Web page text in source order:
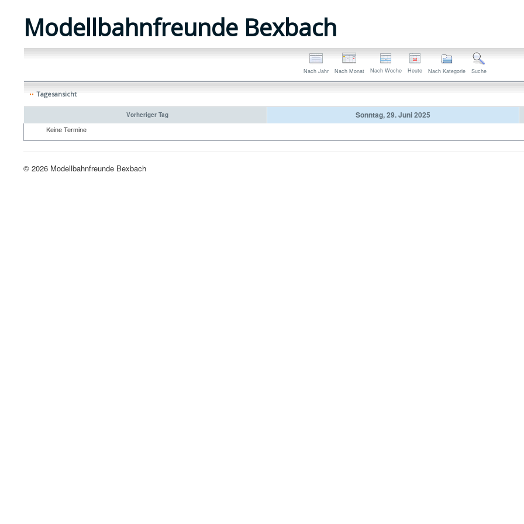
Modellbahnfreunde Bexbach
Nach Jahr Nach Monat Nach Woche Heute Nach Kategorie Suche
Tagesansicht
Vorheriger Tag Sonntag, 29. Juni 2025
Keine Termine
© 2026 Modellbahnfreunde Bexbach